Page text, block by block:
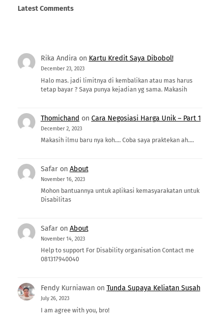
Latest Comments
Rika Andira on Kartu Kredit Saya Dibobol!
December 23, 2023
Halo mas. jadi limitnya di kembalikan atau mas harus
tetap bayar ? Saya punya kejadian yg sama. Makasih
Thomichand on Cara Negosiasi Harga Unik – Part 1
December 2, 2023
Makasih ilmu baru nya koh.... Coba saya praktekan ah....
Safaron About
November 16, 2023
Mohon bantuannya untuk aplikasi kemasyarakatan untuk
Disabilitas
Safaron About
November 14, 2023
Help to support For Disability organisation Contact me
081317940040
Fendy Kurniawanon Tunda Supaya Keliatan Susah
July 26, 2023
I am agree with you, bro!